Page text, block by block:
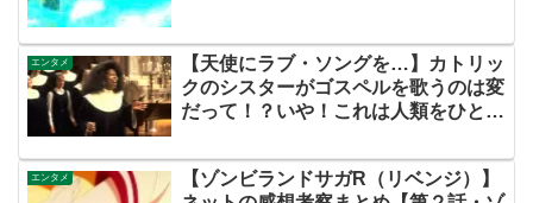
エンタメ
【天使にラブ・ソングを…】カトリッ
クのシスターがゴスペルを歌うのは変
だって！？いや！これは人類をひとつ
エンタメ
【ゾンビランドサガR（リベンジ）】